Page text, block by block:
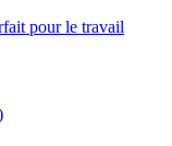
pour le travail